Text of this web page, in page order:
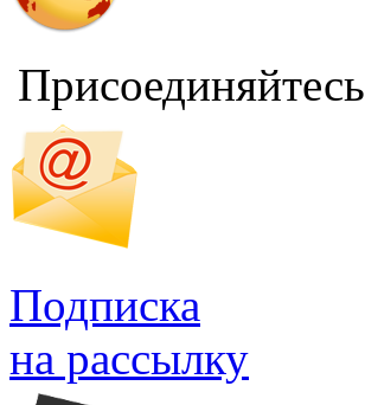
Присоединяйтесь
Подписка
на рассылку